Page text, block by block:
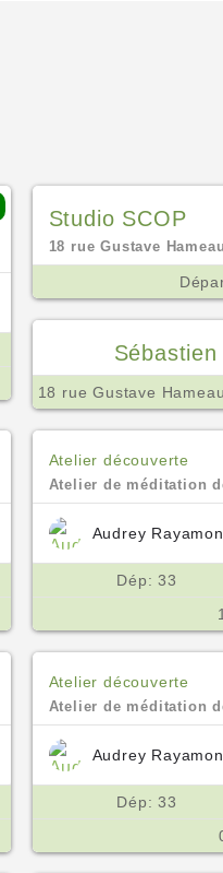
Studio SCOP
18 rue Gustave
Sébastien
Atelier découverte
Atelier de méditation
Dép: 33
Atelier découverte
Atelier de méditation
Dép: 33